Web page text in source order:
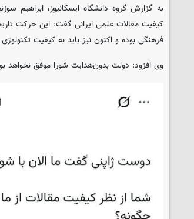
به گزارش گروه دانشگاه ایسکانیوز، ابراهیم
کیفیت مقالات علمی ایرانی گفت: این حرکت
فرهنگی بوده و اکنون نیز باید به کیفیت تکنولوژی
وی افزود: دولت بدون‌هدایت شورا موفق